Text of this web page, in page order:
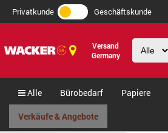
Privatkunde Geschäftskunde
Versand
Germany
Alle Bürobedarf Papiere
Verkäufe & Angebote